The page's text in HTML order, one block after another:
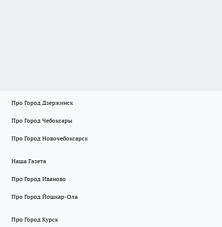
Про Город Дзержинск
Про Город Чебоксары
Про Город Новочебоксарск
Наша Газета
Про Город Иваново
Про Город Йошкар-Ола
Про Город Курск